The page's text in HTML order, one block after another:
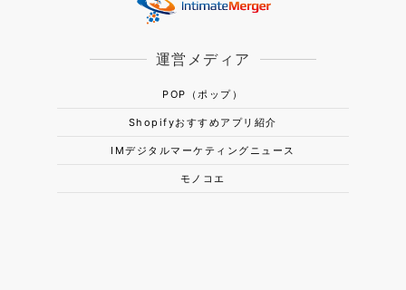
運営メディア
POP（ポップ）
Shopifyおすすめアプリ紹介
IMデジタルマーケティングニュース
モノコエ